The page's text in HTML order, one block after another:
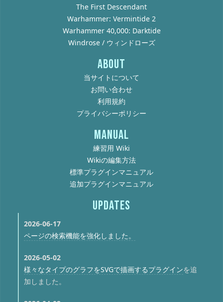
The First Descendant
Warhammer: Vermintide 2
Warhammer 40,000: Darktide
Windrose / ウィンドローズ
ABOUT
当サイトについて
お問い合わせ
利用規約
プライバシーポリシー
MANUAL
練習用 Wiki
Wikiの編集方法
標準プラグインマニュアル
追加プラグインマニュアル
UPDATES
2026-06-17
ページの検索機能を強化しました。
2026-05-02
様々なタイプのグラフをSVGで描画するプラグインを追
加しました。